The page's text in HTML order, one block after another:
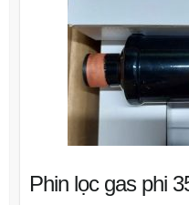
Phin lọc gas phi